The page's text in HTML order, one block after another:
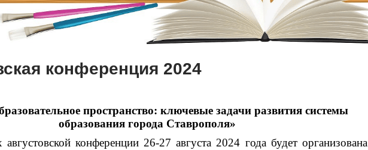
конференция 2024
пространство: ключевые задачи развития системы
образования города Ставрополя»
конференции 26-27 августа 2024 года будет организована